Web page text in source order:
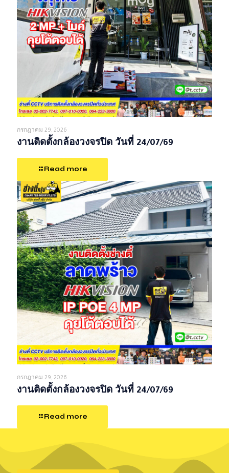
กรกฎาคม 29, 2026
งานติดตั้งกล้องวงจรปิด วันที่ 24/07/69
Read more
กรกฎาคม 29, 2026
งานติดตั้งกล้องวงจรปิด วันที่ 24/07/69
Read more